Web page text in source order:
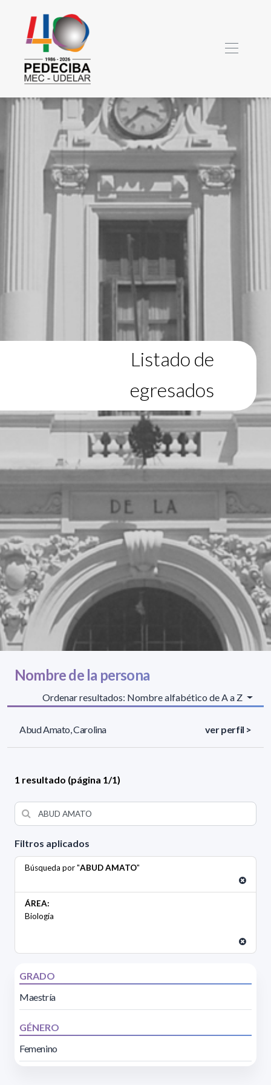
Listado de
egresados
Filtros aplicados
Búsqueda por "ABUD AMATO"
ÁREA:
Biología
GRADO
Maestría
GÉNERO
Femenino
Nombre de la persona
Ordenar resultados: Nombre alfabético de A a Z
Abud Amato, Carolina ver perfil >
1 resultado (página 1/1)